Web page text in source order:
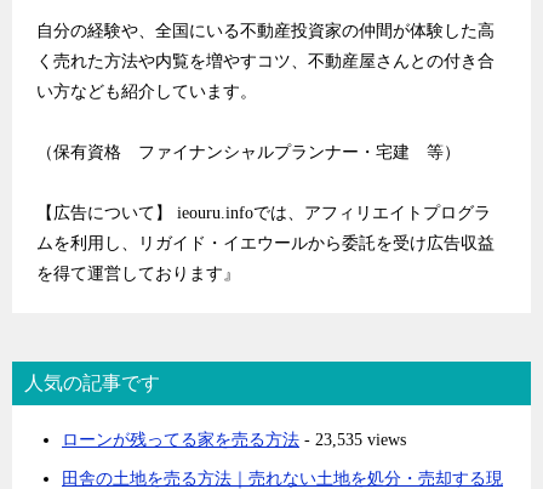
自分の経験や、全国にいる不動産投資家の仲間が体験した高
く売れた方法や内覧を増やすコツ、不動産屋さんとの付き合
い方なども紹介しています。
（保有資格 ファイナンシャルプランナー・宅建 等）
【広告について】 ieouru.infoでは、アフィリエイトプログラ
ムを利用し、リガイド・イエウールから委託を受け広告収益
を得て運営しております』
人気の記事です
ローンが残ってる家を売る方法 - 23,535 views
田舎の土地を売る方法｜売れない土地を処分・売却する現